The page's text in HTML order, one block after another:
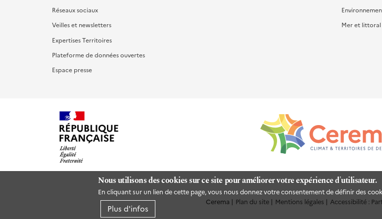
Nous utilisons des cookies sur ce site pour améliorer votre expérience d'utilisateur.
En cliquant sur un lien de cette page, vous nous donnez votre consentement de définir des
Plus d'infos
Réseaux sociaux
Veilles et newsletters
Expertises Territoires
Plateforme de données ouvertes
Espace presse
Mer et littoral
Cerema Plan du site Mentions légales Accessibilité :